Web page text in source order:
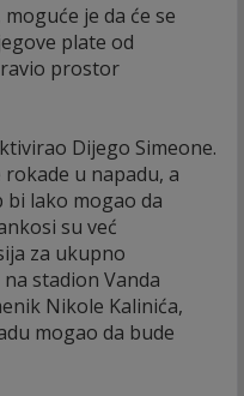
je da će se
plate od
prostor
Dijego Simeone.
u napadu, a
bi lako mogao da
su već
za ukupno
stadion Vanda
Nikole Kalinića,
mogao da bude